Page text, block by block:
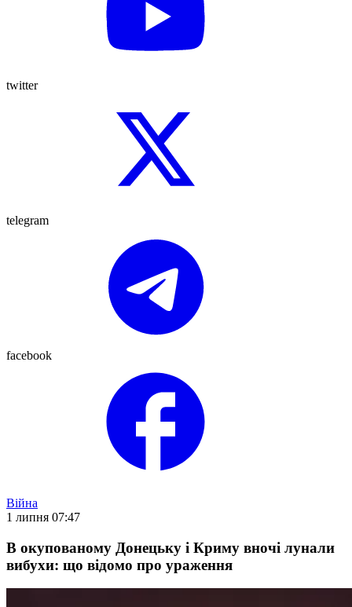
twitter
telegram
facebook
Війна
1 липня 07:47
В окупованому Донецьку і Криму вночі лунали
вибухи: що відомо про ураження